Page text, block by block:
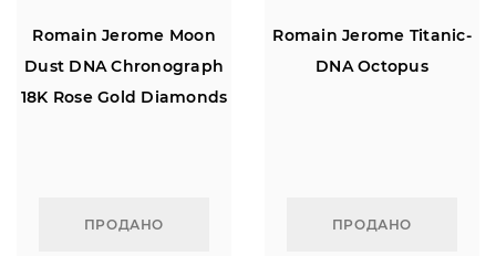
Romain Jerome Moon
Dust DNA Chronograph
18K Rose Gold Diamonds
ПРОДАНО
Romain Jerome Titanic-
DNA Octopus
ПРОДАНО